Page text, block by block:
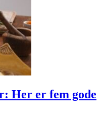
Her er fem gode